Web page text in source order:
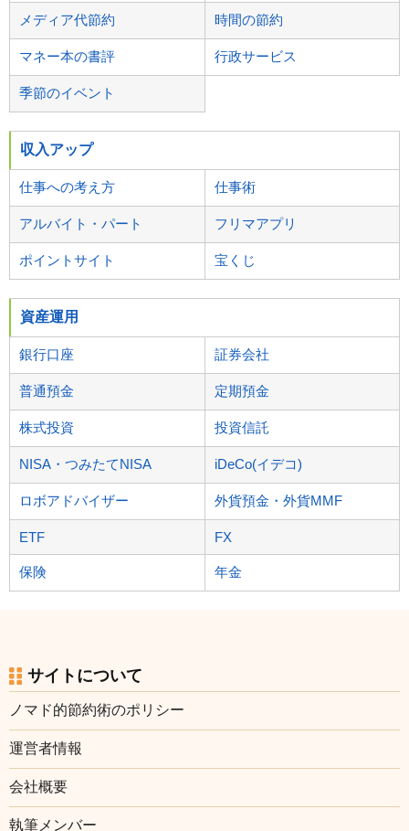
メディア代節約 時間の節約
マネー本の書評 行政サービス
季節のイベント
収入アップ
仕事への考え方 仕事術
アルバイト・パート フリマアプリ
ポイントサイト 宝くじ
資産運用
銀行口座 証券会社
普通預金 定期預金
株式投資 投資信託
NISA・つみたてNISA iDeCo(イデコ)
ロボアドバイザー 外貨預金・外貨MMF
ETF FX
保険 年金
サイトについて
ノマド的節約術のポリシー
運営者情報
会社概要
執筆メンバー